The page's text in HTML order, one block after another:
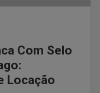
Com Selo
Locação